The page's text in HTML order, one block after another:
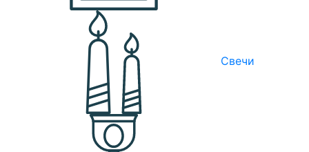
Свечи